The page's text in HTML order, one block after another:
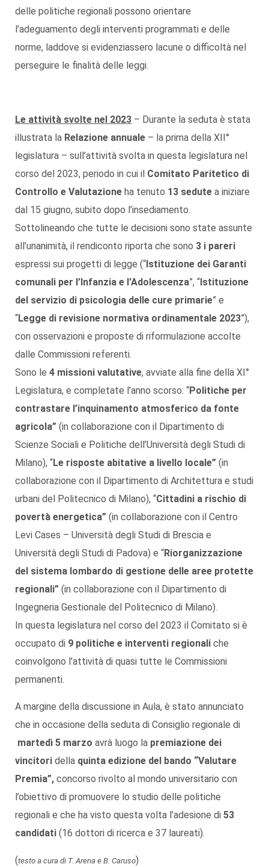
delle politiche regionali possono orientare
l’adeguamento degli interventi programmati e delle
norme, laddove si evidenziassero lacune o difficoltà nel
perseguire le finalità delle leggi.
Le attività svolte nel 2023 – Durante la seduta è stata
illustrata la Relazione annuale – la prima della XII°
legislatura – sull’attività svolta in questa legislatura nel
corso del 2023, periodo in cui il Comitato Paritetico di
Controllo e Valutazione ha tenuto 13 sedute a iniziare
dal 15 giugno, subito dopo l’insediamento.
Sottolineando che tutte le decisioni sono state assunte
all’unanimità, il rendiconto riporta che sono 3 i pareri
espressi sui progetti di legge (“Istituzione dei Garanti
comunali per l’Infanzia e l’Adolescenza”, “Istituzione
del servizio di psicologia delle cure primarie” e
“Legge di revisione normativa ordinamentale 2023”),
con osservazioni e proposte di riformulazione accolte
dalle Commissioni referenti.
Sono le 4 missioni valutative, avviate alla fine della XI°
Legislatura, e completate l’anno scorso: “Politiche per
contrastare l’inquinamento atmosferico da fonte
agricola” (in collaborazione con il Dipartimento di
Scienze Sociali e Politiche dell’Università degli Studi di
Milano), “Le risposte abitative a livello locale” (in
collaborazione con il Dipartimento di Architettura e studi
urbani del Politecnico di Milano), “Cittadini a rischio di
povertà energetica” (in collaborazione con il Centro
Levi Cases – Università degli Studi di Brescia e
Università degli Studi di Padova) e “Riorganizzazione
del sistema lombardo di gestione delle aree protette
regionali” (in collaborazione con il Dipartimento di
Ingegneria Gestionale del Politecnico di Milano).
In questa legislatura nel corso del 2023 il Comitato si è
occupato di 9 politiche e interventi regionali che
coinvolgono l’attività di quasi tutte le Commissioni
permanenti.
A margine della discussione in Aula, è stato annunciato
che in occasione della seduta di Consiglio regionale di
martedì 5 marzo avrà luogo la premiazione dei
vincitori della quinta edizione del bando “Valutare
Premia”, concorso rivolto al mondo universitario con
l’obiettivo di promuovere lo studio delle politiche
regionali e che ha visto questa volta l’adesione di 53
candidati (16 dottori di ricerca e 37 laureati).
(testo a cura di T. Arena e B. Caruso)